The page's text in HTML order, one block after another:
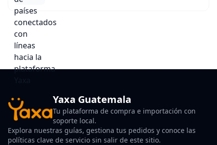
Yaxa Guatemala
Tu plataforma de compra e importación con
soporte local.
Explora nuestras guías, gestiona tus pedidos y conoce las
políticas clave de servicio sin salir de este sitio.